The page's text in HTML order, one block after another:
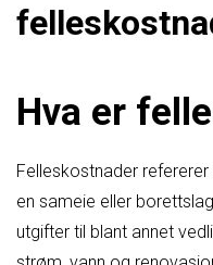
Hva er
Felleskostnader
en sameie eller
utgifter til blant annet